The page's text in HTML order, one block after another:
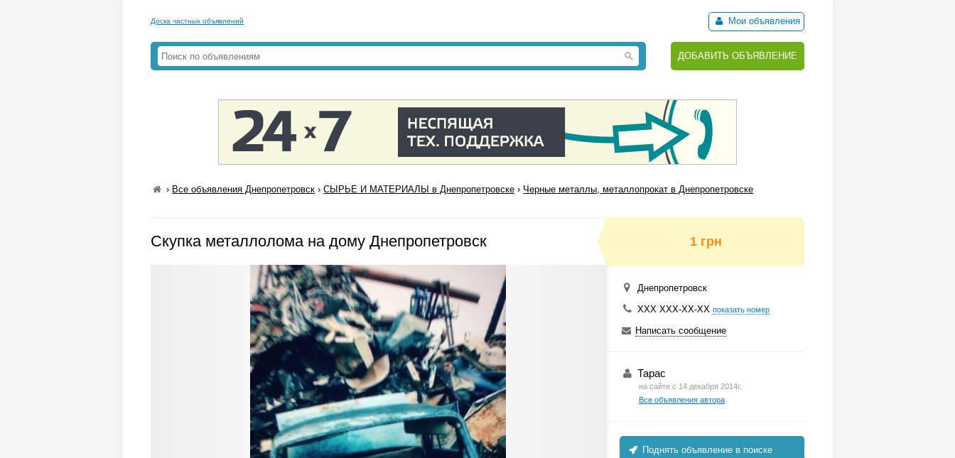
Доска частных объявлений Мои объявления
ДОБАВИТЬ ОБЪЯВЛЕНИЕ
› Все объявления Днепропетровск ›СЫРЬЕ И МАТЕРИАЛЫ в Днепропетровске › Черные металлы, металлопрокат в Днепропетровске
Скупка металлолома на дому Днепропетровск 1 грн
Днепропетровск
ХХХ ХХХ-ХХ-ХХ показать номер
Написать сообщение
Тарас
на сайте с 14 декабря 2014г.
Все объявления автора
Поднять объявление в поиске